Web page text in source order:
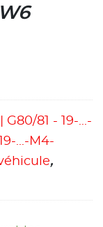
G80/81 - 19-...-
...-M4-
,